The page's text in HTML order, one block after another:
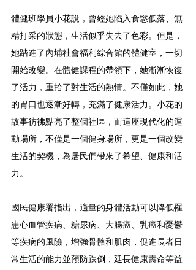
體健班學員小花說，曾經她陷入食慾低落、無
精打采的狀態，生活似乎失去了色彩。但是，
她踏進了內埔社會福利綜合館的體健室，一切
開始改變。在體健課程的帶領下，她漸漸恢復
了活力，重拾了對生活的熱情。不僅如此，她
的胃口也逐漸好轉，充滿了健康活力。小花的
故事彷彿點亮了整個社區，而這座現代化的運
動場所，不僅是一個健身場所，更是一個改變
生活的契機，為居民們帶來了希望、健康和活
力。
國民健康署指出，適量的身體活動可以降低罹
患心血管疾病、糖尿病、大腸癌、乳癌和憂鬱
等疾病的風險，增強骨骼和肌肉，促進長者日
常生活的能力並預防跌倒，延長健康壽命等益